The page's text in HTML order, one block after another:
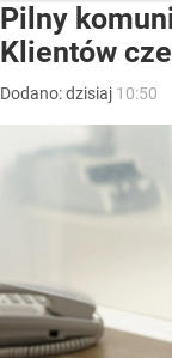
Pilny
Klientów
Dodano:dzisiaj 10:50